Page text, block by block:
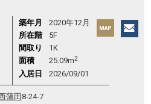
築年月
2020年12月
所在階
5F
間取り
1K
面積
25.09m2
入居日 2026/09/01
蒲田 8-24-7